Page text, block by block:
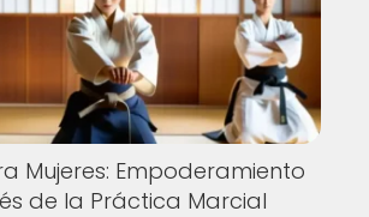
Mujeres: Empoderamiento
de la Práctica Marcial